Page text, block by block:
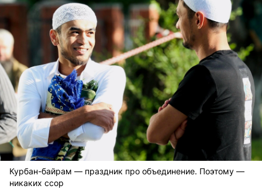
Курбан-байрам — праздник про объединение. Поэтому —
никаких ссор